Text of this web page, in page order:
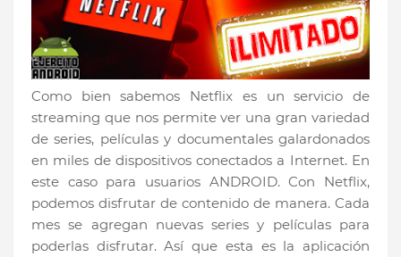
Como bien sabemos Netflix es un servicio de
streaming que nos permite ver una gran variedad
de series, películas y documentales galardonados
en miles de dispositivos conectados a Internet. En
este caso para usuarios ANDROID. Con Netflix,
podemos disfrutar de contenido de manera. Cada
mes se agregan nuevas series y películas para
poderlas disfrutar. Así que esta es la aplicación